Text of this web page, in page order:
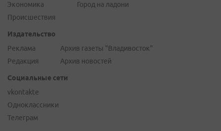
Экономика
Происшествия
Город на ладони
Издательство
Реклама
Редакция
Архив газеты "Владивосток"
Архив новостей
Социальные сети
vkontakte
Одноклассники
Телеграм